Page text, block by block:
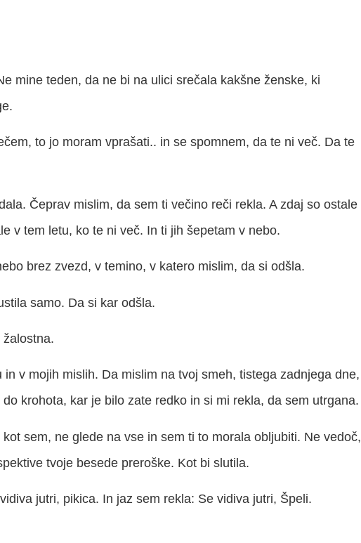
mine teden, da ne bi na ulici srečala kakšne ženske, ki
to jo moram vprašati.. in se spomnem, da te ni več. Da te
Čeprav mislim, da sem ti večino reči rekla. A zdaj so ostale
v tem letu, ko te ni več. In ti jih šepetam v nebo.
brez zvezd, v temino, v katero mislim, da si odšla.
samo. Da si kar odšla.
v mojih mislih. Da mislim na tvoj smeh, tistega zadnjega dne,
krohota, kar je bilo zate redko in si mi rekla, da sem utrgana.
sem, ne glede na vse in sem ti to morala obljubiti. Ne vedoč,
tvoje besede preroške. Kot bi slutila.
jutri, pikica. In jaz sem rekla: Se vidiva jutri, Špeli.